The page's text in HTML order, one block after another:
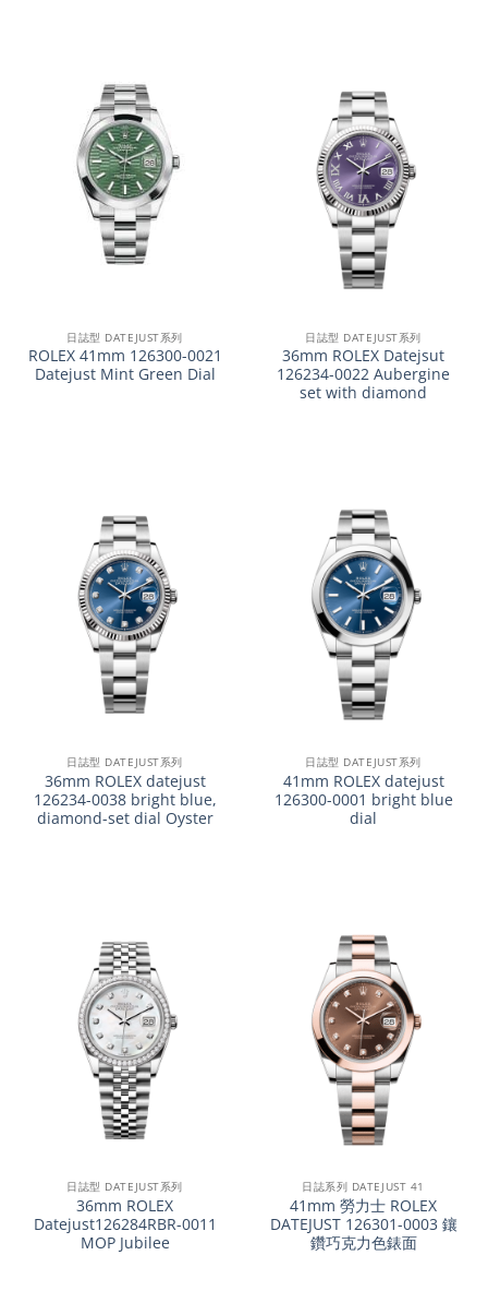
日誌型 DATEJUST系列
ROLEX 41mm 126300-0021
Datejust Mint Green Dial
日誌型 DATEJUST系列
36mm ROLEX Datejsut
126234-0022 Aubergine
set with diamond
日誌型 DATEJUST系列
36mm ROLEX datejust
126234-0038 bright blue,
diamond-set dial Oyster
日誌型 DATEJUST系列
41mm ROLEX datejust
126300-0001 bright blue
dial
日誌型 DATEJUST系列
36mm ROLEX
Datejust126284RBR-0011
MOP Jubilee
日誌系列 DATEJUST 41
41mm 勞力士 ROLEX
DATEJUST 126301-0003 鑲
鑽巧克力色錶面